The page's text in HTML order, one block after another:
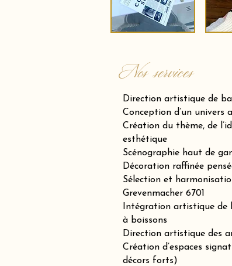
Nos services
Direction artistique de
Conception d’un
Création du thème, de
esthétique
Scénographie haut de
Décoration raffinée
Sélection et
Grevenmacher 6701
Intégration artistique de
à boissons
Direction artistique des
Création d’espaces
décors forts)